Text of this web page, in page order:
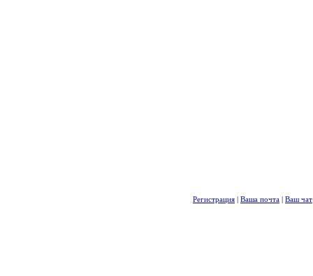
Регистрация | Ваша почта | Ваш чат